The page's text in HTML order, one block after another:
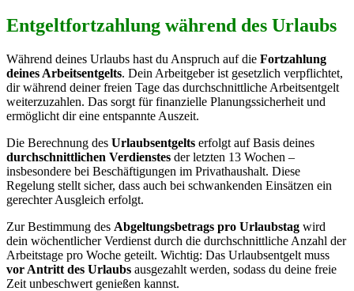
Entgeltfortzahlung während des Urlaubs
Während deines Urlaubs hast du Anspruch auf die Fortzahlung
deines Arbeitsentgelts. Dein Arbeitgeber ist gesetzlich verpflichtet,
dir während deiner freien Tage das durchschnittliche Arbeitsentgelt
weiterzuzahlen. Das sorgt für finanzielle Planungssicherheit und
ermöglicht dir eine entspannte Auszeit.
Die Berechnung des Urlaubsentgelts erfolgt auf Basis deines
durchschnittlichen Verdienstes der letzten 13 Wochen –
insbesondere bei Beschäftigungen im Privathaushalt. Diese
Regelung stellt sicher, dass auch bei schwankenden Einsätzen ein
gerechter Ausgleich erfolgt.
Zur Bestimmung des Abgeltungsbetrags pro Urlaubstag wird
dein wöchentlicher Verdienst durch die durchschnittliche Anzahl der
Arbeitstage pro Woche geteilt. Wichtig: Das Urlaubsentgelt muss
vor Antritt des Urlaubs ausgezahlt werden, sodass du deine freie
Zeit unbeschwert genießen kannst.